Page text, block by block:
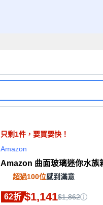
只剩1件， 要買要快！
Amazon
Amazon 曲面玻璃迷你水族
超過100位感到滿意
62折 $1,141$1,862